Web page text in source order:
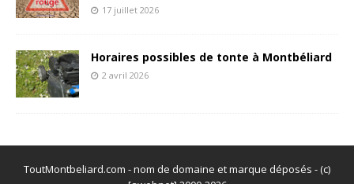
17 juillet 2026
Horaires possibles de tonte à Montbéliard
2 avril 2026
ToutMontbeliard.com - nom de domaine et marque déposés - (c)